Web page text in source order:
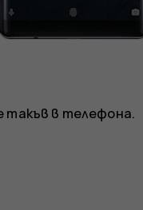
такъв в телефона.